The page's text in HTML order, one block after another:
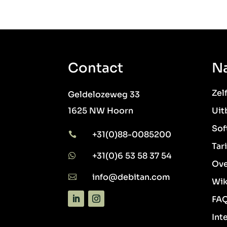
Contact
Geldelozeweg 33
1625 NW Hoorn
 +31(0)88-0085200
 +31(0)6 53 58 37 54
 info@debitan.com